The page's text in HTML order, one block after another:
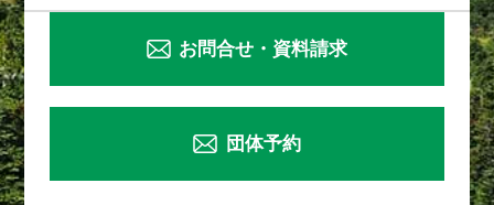
お問合せ・資料請求
団体予約